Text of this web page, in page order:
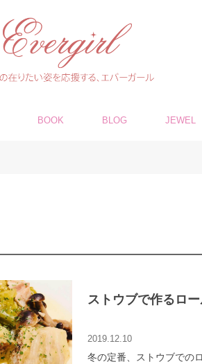
BOOK BLOG JEWEL
ストウブで作るロ
2019.12.10
冬の定番、ストウブでの